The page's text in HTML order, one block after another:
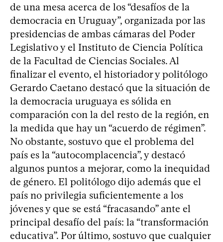
de una mesa acerca de los “desafíos de la
democracia en Uruguay”, organizada por las
presidencias de ambas cámaras del Poder
Legislativo y el Instituto de Ciencia Política
de la Facultad de Ciencias Sociales. Al
finalizar el evento, el historiador y politólogo
Gerardo Caetano destacó que la situación de
la democracia uruguaya es sólida en
comparación con la del resto de la región, en
la medida que hay un “acuerdo de régimen”.
No obstante, sostuvo que el problema del
país es la “autocomplacencia”, y destacó
algunos puntos a mejorar, como la inequidad
de género. El politólogo dijo además que el
país no privilegia suficientemente a los
jóvenes y que se está “fracasando” ante el
principal desafío del país: la “transformación
educativa”. Por último, sostuvo que cualquier